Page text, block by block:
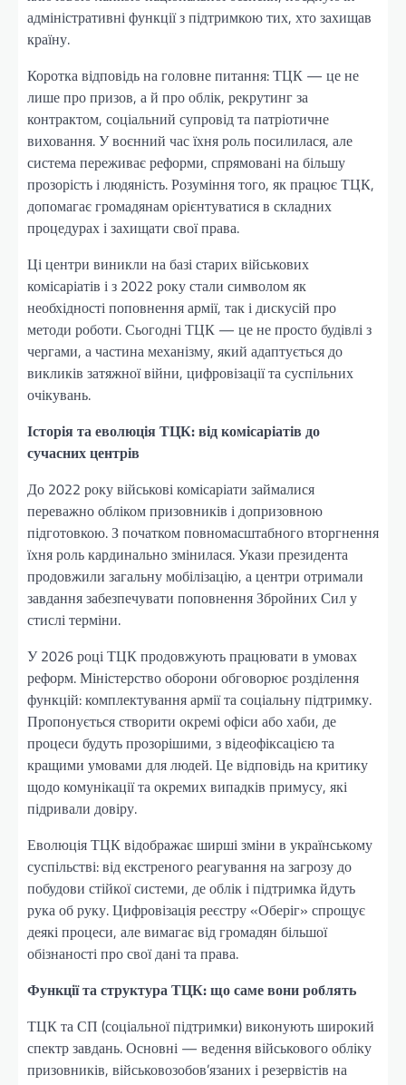
адміністративні функції з підтримкою тих, хто захищав
країну.
Коротка відповідь на головне питання: ТЦК — це не
лише про призов, а й про облік, рекрутинг за
контрактом, соціальний супровід та патріотичне
виховання. У воєнний час їхня роль посилилася, але
система переживає реформи, спрямовані на більшу
прозорість і людяність. Розуміння того, як працює ТЦК,
допомагає громадянам орієнтуватися в складних
процедурах і захищати свої права.
Ці центри виникли на базі старих військових
комісаріатів і з 2022 року стали символом як
необхідності поповнення армії, так і дискусій про
методи роботи. Сьогодні ТЦК — це не просто будівлі з
чергами, а частина механізму, який адаптується до
викликів затяжної війни, цифровізації та суспільних
очікувань.
Історія та еволюція ТЦК: від комісаріатів до
сучасних центрів
До 2022 року військові комісаріати займалися
переважно обліком призовників і допризовною
підготовкою. З початком повномасштабного вторгнення
їхня роль кардинально змінилася. Укази президента
продовжили загальну мобілізацію, а центри отримали
завдання забезпечувати поповнення Збройних Сил у
стислі терміни.
У 2026 році ТЦК продовжують працювати в умовах
реформ. Міністерство оборони обговорює розділення
функцій: комплектування армії та соціальну підтримку.
Пропонується створити окремі офіси або хаби, де
процеси будуть прозорішими, з відеофіксацією та
кращими умовами для людей. Це відповідь на критику
щодо комунікації та окремих випадків примусу, які
підривали довіру.
Еволюція ТЦК відображає ширші зміни в українському
суспільстві: від екстреного реагування на загрозу до
побудови стійкої системи, де облік і підтримка йдуть
рука об руку. Цифровізація реєстру «Оберіг» спрощує
деякі процеси, але вимагає від громадян більшої
обізнаності про свої дані та права.
Функції та структура ТЦК: що саме вони роблять
ТЦК та СП (соціальної підтримки) виконують широкий
спектр завдань. Основні — ведення військового обліку
призовників, військовозобов’язаних і резервістів на